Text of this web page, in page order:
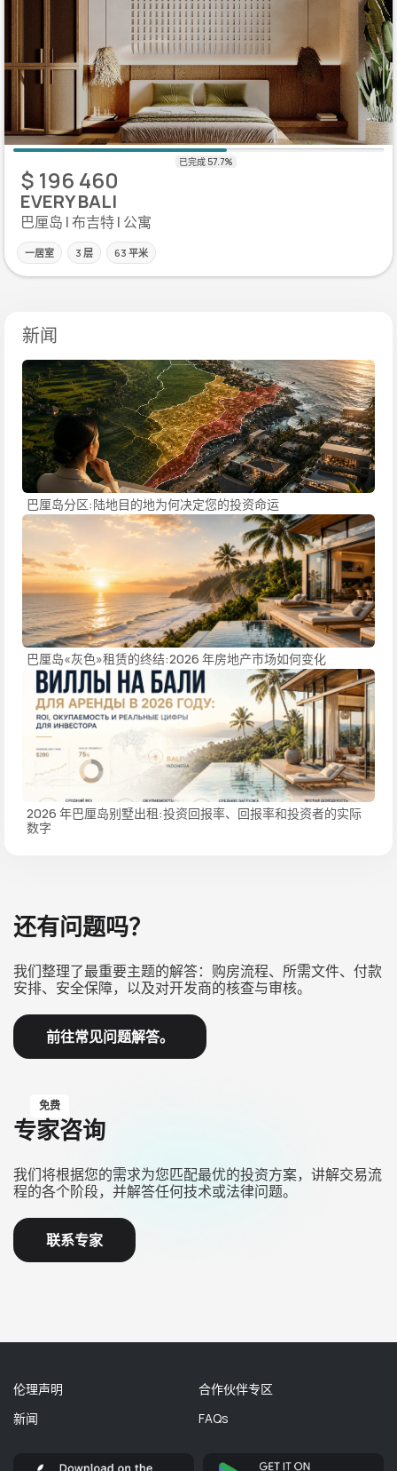
$ 196 460
EVERY BALI
巴厘岛 | 布吉特 | 公寓
一居室 3 层 63 平米
新闻
巴厘岛分区:陆地目的地为何决定您的投资命运
巴厘岛«灰色»租赁的终结:2026 年房地产市场如何变化
2026 年巴厘岛别墅出租:投资回报率、回报率和投资者的实际
数字
还有问题吗？
我们整理了最重要主题的解答：购房流程、所需文件、付款
安排、安全保障，以及对开发商的核查与审核。
前往常见问题解答。
免费
专家咨询
我们将根据您的需求为您匹配最优的投资方案，讲解交易流
程的各个阶段，并解答任何技术或法律问题。
联系专家
伦理声明
新闻
合作伙伴专区
FAQs